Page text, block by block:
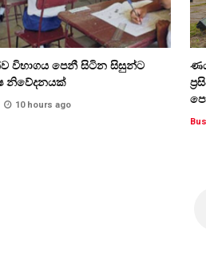
විභාගය පෙනී සිටින සිසුන්ට
නිවේදනයක්
10 hours ago